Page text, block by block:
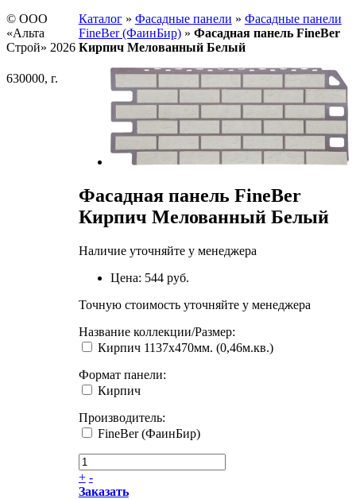
Каталог» Фасадные панели » Фасадные панели
FineBer (ФаинБир)» Фасадная панель FineBer
Кирпич Мелованный Белый
Фасадная панель FineBer
Кирпич Мелованный Белый
Наличие уточняйте у менеджера
Цена: 544 руб.
Точную стоимость уточняйте у менеджера
Название коллекции/Размер:
Кирпич 1137х470мм. (0,46м.кв.)
Формат панели:
Кирпич
Производитель:
FineBer (ФаинБир)
+ -
Заказать
© ООО
«Альта
Строй» 2026
630000, г.